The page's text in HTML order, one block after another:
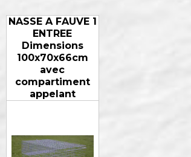
NASSE A FAUVE 1
ENTREE
Dimensions
100x70x66cm
avec
compartiment
appelant